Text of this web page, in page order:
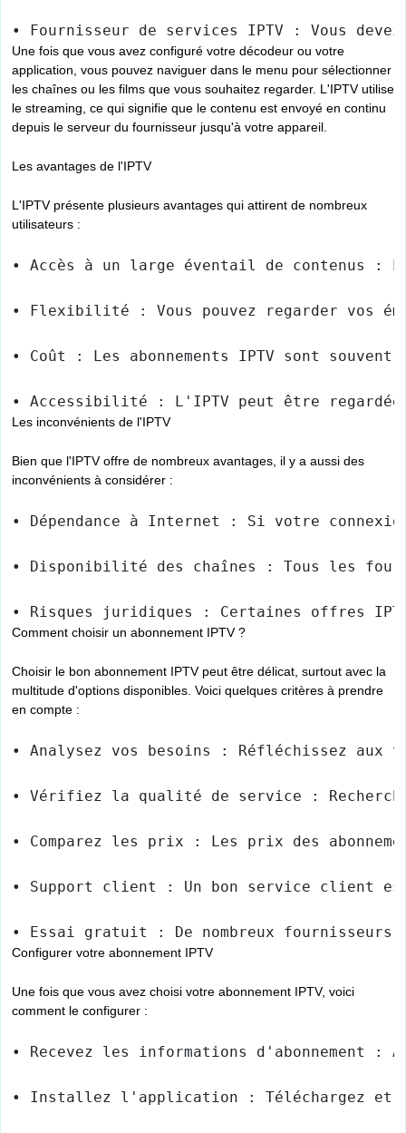
• Fournisseur de services IPTV : Vous
Une fois que vous avez configuré votre décodeur ou votre
application, vous pouvez naviguer dans le menu pour sélectionner
les chaînes ou les films que vous souhaitez regarder. L'IPTV utilise
le streaming, ce qui signifie que le contenu est envoyé en continu
depuis le serveur du fournisseur jusqu'à votre appareil.
Les avantages de l'IPTV
L'IPTV présente plusieurs avantages qui attirent de nombreux
utilisateurs :
• Accès à un large éventail de contenus :
• Flexibilité : Vous pouvez regarder vos
• Coût : Les abonnements IPTV sont
• Accessibilité : L'IPTV peut être
Les inconvénients de l'IPTV
Bien que l'IPTV offre de nombreux avantages, il y a aussi des
inconvénients à considérer :
• Dépendance à Internet : Si votre
• Disponibilité des chaînes : Tous les
• Risques juridiques : Certaines offres
Comment choisir un abonnement IPTV ?
Choisir le bon abonnement IPTV peut être délicat, surtout avec la
multitude d'options disponibles. Voici quelques critères à prendre
en compte :
• Analysez vos besoins : Réfléchissez aux
• Vérifiez la qualité de service :
• Comparez les prix : Les prix des
• Support client : Un bon service client est
• Essai gratuit : De nombreux
Configurer votre abonnement IPTV
Une fois que vous avez choisi votre abonnement IPTV, voici
comment le configurer :
• Recevez les informations d'abonnement
• Installez l'application : Téléchargez et